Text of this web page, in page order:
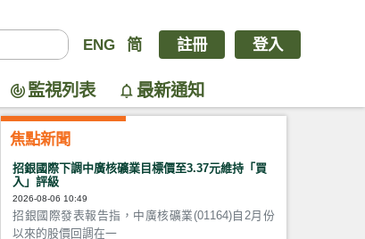
ENG 简 註冊 登入
監視列表 最新通知
焦點新聞
招銀國際下調中廣核礦業目標價至3.37元維持「買
入」評級
2026-08-06 10:49
招銀國際發表報告指，中廣核礦業(01164)自2月份
以來的股價回調在一